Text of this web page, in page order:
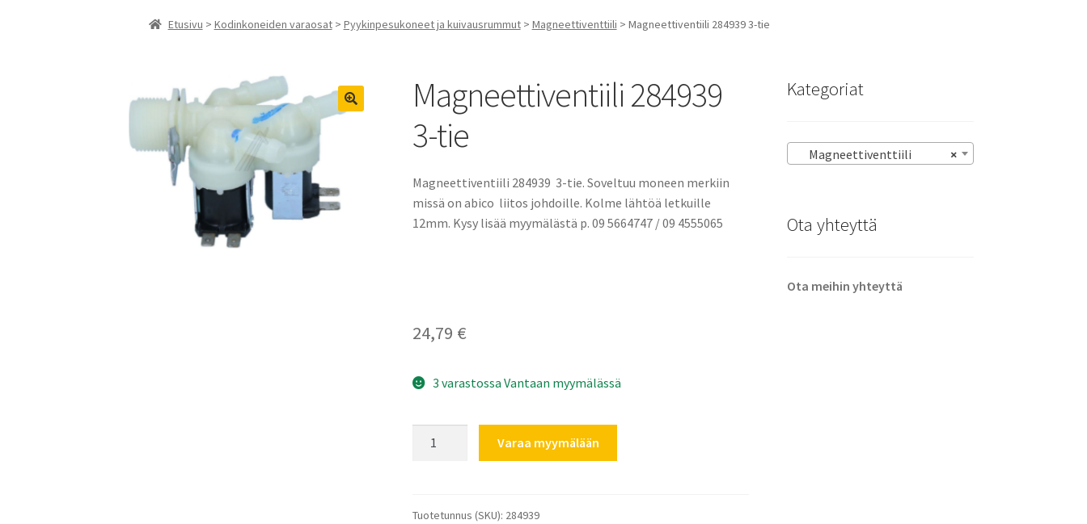
Etusivu > Kodinkoneiden varaosat> Pyykinpesukoneet ja kuivausrummut> Magneettiventtiili > Magneettiventiili 284939 3-tie
Magneettiventiili 284939
3-tie
Magneettiventiili 284939 3-tie. Soveltuu moneen merkiin
missä on abico liitos johdoille. Kolme lähtöä letkuille
12mm. Kysy lisää myymälästä p. 09 5664747 / 09 4555065
24,79 €
3 varastossa Vantaan myymälässä
määrä
Varaa myymälään
Tuotetunnus (SKU): 284939
Kategoriat
×
Magneettiventtiili
Ota yhteyttä
Ota meihin yhteyttä